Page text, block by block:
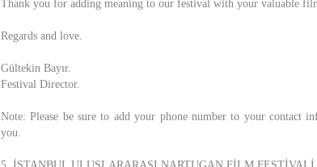
Thank you for adding meaning to our festival with your valuable
Regards and love.
Gültekin Bayır.
Festival Director.
Note: Please be sure to add your phone number to your contact
you.